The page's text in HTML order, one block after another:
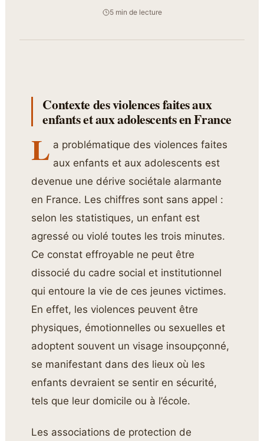
5 min de lecture
Contexte des violences faites aux
enfants et aux adolescents en France
L a problématique des violences faites
aux enfants et aux adolescents est
devenue une dérive sociétale alarmante
en France. Les chiffres sont sans appel :
selon les statistiques, un enfant est
agressé ou violé toutes les trois minutes.
Ce constat effroyable ne peut être
dissocié du cadre social et institutionnel
qui entoure la vie de ces jeunes victimes.
En effet, les violences peuvent être
physiques, émotionnelles ou sexuelles et
adoptent souvent un visage insoupçonné,
se manifestant dans des lieux où les
enfants devraient se sentir en sécurité,
tels que leur domicile ou à l’école.
Les associations de protection de